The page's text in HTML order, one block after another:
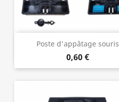
Poste d'appâtage souris
0,60 €